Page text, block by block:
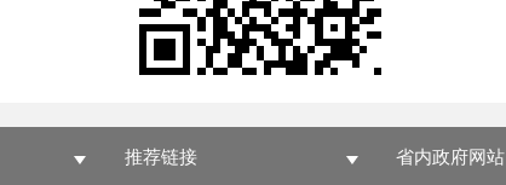
推荐链接 省内政府网站